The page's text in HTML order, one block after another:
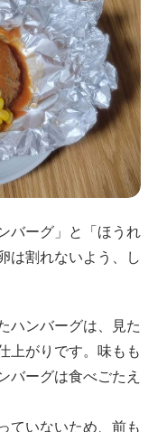
バーグ」と「ほうれ
は割れないよう、し
ハンバーグは、見た
上がりです。味もも
バーグは食べごたえ
ていないため、前も